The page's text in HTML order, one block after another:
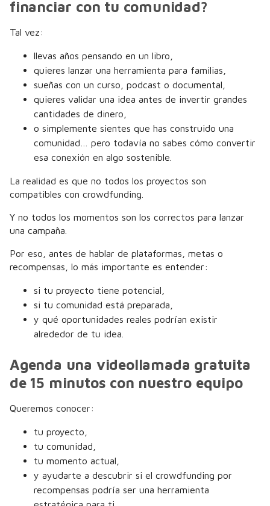
financiar con tu comunidad?
Tal vez:
llevas años pensando en un libro,
quieres lanzar una herramienta para familias,
sueñas con un curso, podcast o documental,
quieres validar una idea antes de invertir grandes
cantidades de dinero,
o simplemente sientes que has construido una
comunidad… pero todavía no sabes cómo convertir
esa conexión en algo sostenible.
La realidad es que no todos los proyectos son
compatibles con crowdfunding.
Y no todos los momentos son los correctos para lanzar
una campaña.
Por eso, antes de hablar de plataformas, metas o
recompensas, lo más importante es entender:
si tu proyecto tiene potencial,
si tu comunidad está preparada,
y qué oportunidades reales podrían existir
alrededor de tu idea.
Agenda una videollamada gratuita
de 15 minutos con nuestro equipo
Queremos conocer:
tu proyecto,
tu comunidad,
tu momento actual,
y ayudarte a descubrir si el crowdfunding por
recompensas podría ser una herramienta